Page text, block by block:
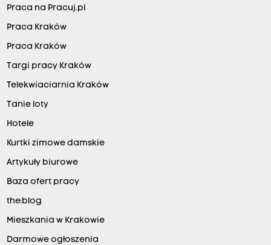
Praca na Pracuj.pl
Praca Kraków
Praca Kraków
Targi pracy Kraków
Telekwiaciarnia Kraków
Tanie loty
Hotele
Kurtki zimowe damskie
Artykuły biurowe
Baza ofert pracy
the:blog
Mieszkania w Krakowie
Darmowe ogłoszenia